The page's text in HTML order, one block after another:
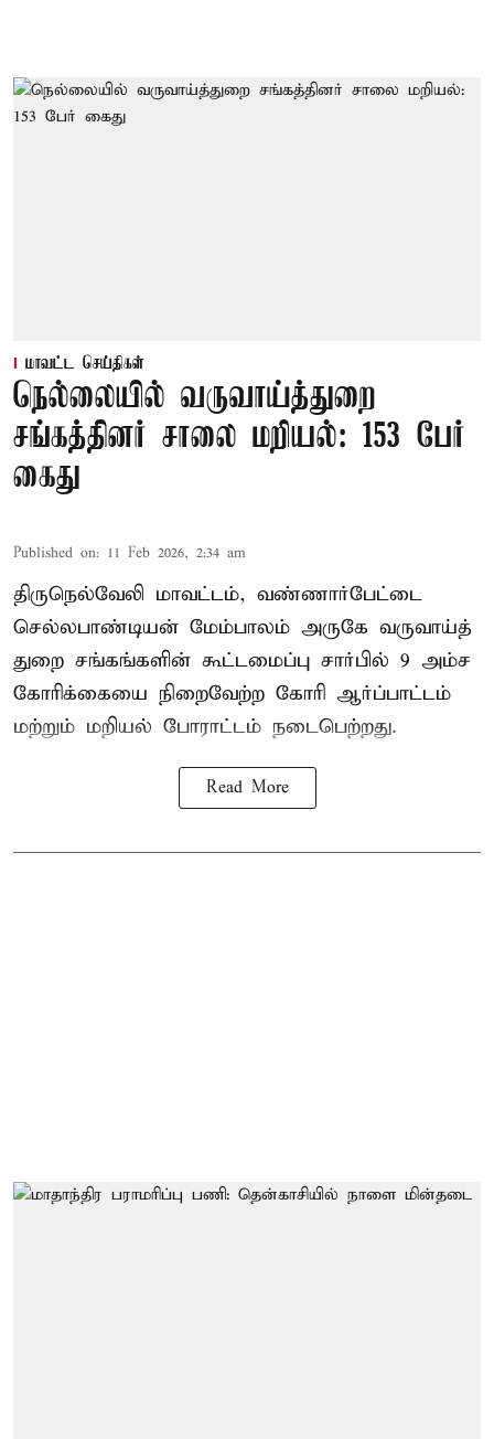
மாவட்ட செய்திகள்
நெல்லையில் வருவாய்த்துறை
சங்கத்தினர் சாலை மறியல்: 153 பேர்
கைது
Published on: 11 Feb 2026, 2:34 am
திருநெல்வேலி மாவட்டம், வண்ணார்பேட்டை
செல்லபாண்டியன் மேம்பாலம் அருகே வருவாய்த்
துறை சங்கங்களின் கூட்டமைப்பு சார்பில் 9 அம்ச
கோரிக்கையை நிறைவேற்ற கோரி ஆர்ப்பாட்டம்
மற்றும் மறியல் போராட்டம் நடைபெற்றது.
Read More